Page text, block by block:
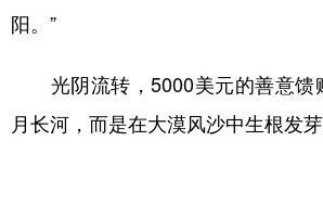
阳。”
光阴流转，5000美元的善意馈
月长河，而是在大漠风沙中生根发芽